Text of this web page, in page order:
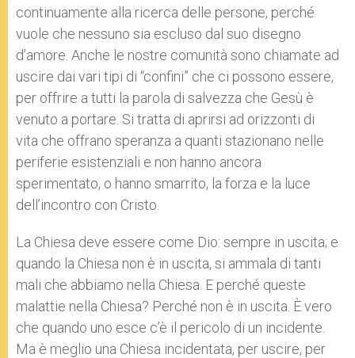
continuamente alla ricerca delle persone, perché
vuole che nessuno sia escluso dal suo disegno
d’amore. Anche le nostre comunità sono chiamate ad
uscire dai vari tipi di “confini” che ci possono essere,
per offrire a tutti la parola di salvezza che Gesù è
venuto a portare. Si tratta di aprirsi ad orizzonti di
vita che offrano speranza a quanti stazionano nelle
periferie esistenziali e non hanno ancora
sperimentato, o hanno smarrito, la forza e la luce
dell’incontro con Cristo.
La Chiesa deve essere come Dio: sempre in uscita; e
quando la Chiesa non è in uscita, si ammala di tanti
mali che abbiamo nella Chiesa. E perché queste
malattie nella Chiesa? Perché non è in uscita. È vero
che quando uno esce c’è il pericolo di un incidente.
Ma è meglio una Chiesa incidentata, per uscire, per